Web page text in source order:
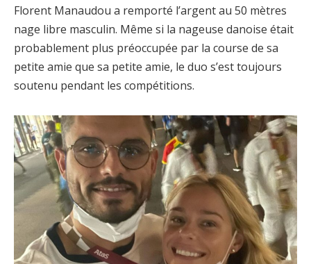
Florent Manaudou a remporté l’argent au 50 mètres
nage libre masculin. Même si la nageuse danoise était
probablement plus préoccupée par la course de sa
petite amie que sa petite amie, le duo s’est toujours
soutenu pendant les compétitions.